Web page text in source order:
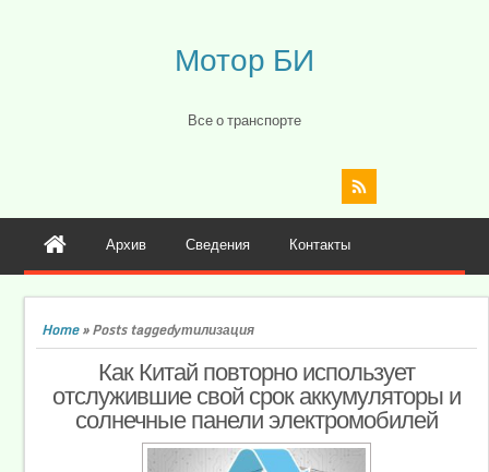
Мотор БИ
Все о транспорте
Архив Сведения Контакты
Home»Posts taggedутилизация
Как Китай повторно использует
отслужившие свой срок аккумуляторы и
солнечные панели электромобилей